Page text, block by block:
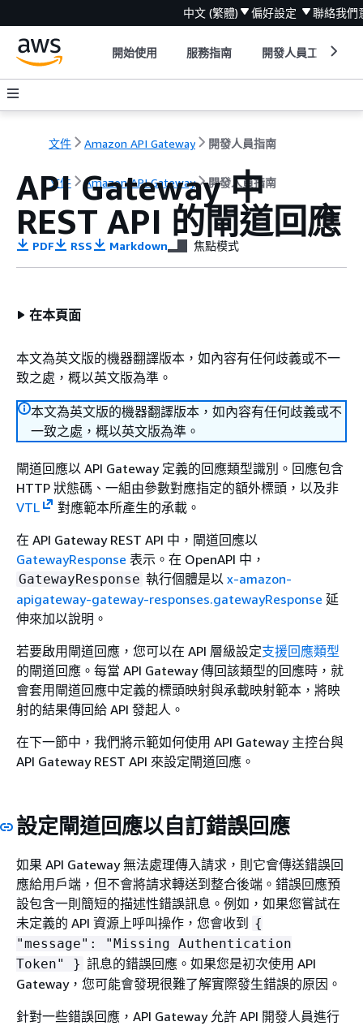
中文 (繁體) 偏好設定 聯絡我們
開始使用 服務指南 開發人員工具
文件 Amazon API Gateway 開發人員指南
文件 Amazon API Gateway 開發人員指南
API Gateway 中
REST API 的閘道回應
PDF RSS Markdown 焦點模式
在本頁面
本文為英文版的機器翻譯版本，如內容有任何歧義或不一
致之處，概以英文版為準。
本文為英文版的機器翻譯版本，如內容有任何歧義或不
一致之處，概以英文版為準。
閘道回應以 API Gateway 定義的回應類型識別。回應包含
HTTP 狀態碼、一組由參數對應指定的額外標頭，以及非
VTL
對應範本所產生的承載。
在 API Gateway REST API 中，閘道回應以
GatewayResponse 表示。在 OpenAPI 中，
GatewayResponse 執行個體是以 x-amazon-
apigateway-gateway-responses.gatewayResponse 延
伸來加以說明。
若要啟用閘道回應，您可以在 API 層級設定支援回應類型
的閘道回應。每當 API Gateway 傳回該類型的回應時，就
會套用閘道回應中定義的標頭映射與承載映射範本，將映
射的結果傳回給 API 發起人。
在下一節中，我們將示範如何使用 API Gateway 主控台與
API Gateway REST API 來設定閘道回應。
設定閘道回應以自訂錯誤回應
如果 API Gateway 無法處理傳入請求，則它會傳送錯誤回
應給用戶端，但不會將請求轉送到整合後端。錯誤回應預
設包含一則簡短的描述性錯誤訊息。例如，如果您嘗試在
未定義的 API 資源上呼叫操作，您會收到 {
"message": "Missing Authentication
Token" } 訊息的錯誤回應。如果您是初次使用 API
Gateway，您可能會發現很難了解實際發生錯誤的原因。
針對一些錯誤回應，API Gateway 允許 API 開發人員進行